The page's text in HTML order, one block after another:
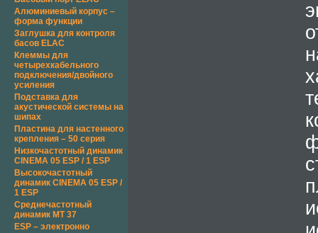
Алюминиевый корпус –
форма функции
Заглушка для контроля
басов ELAC
Клеммы для
четырехкабельного
подключения/двойного
усиления
Подставка для
акустической системы на
шипах
Пластина для настенного
крепления – 50 серия
Низкочастотный динамик
CINEMA 05 ESP / 1 ESP
Высокочастотный
динамик CINEMA 05 ESP /
1 ESP
Среднечастотный
динамик МТ 37
ESP – электронно